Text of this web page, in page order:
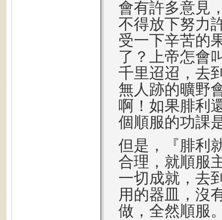
會有許多意見
不得放下努力
受一下辛苦的
了？上帝怎會
千里迢迢，去
無人跡的曠野
啊！如果腓利
個順服的功課
但是，『腓利
合理，就順服
一切成就，去
用的器皿，沒
做，全然順服